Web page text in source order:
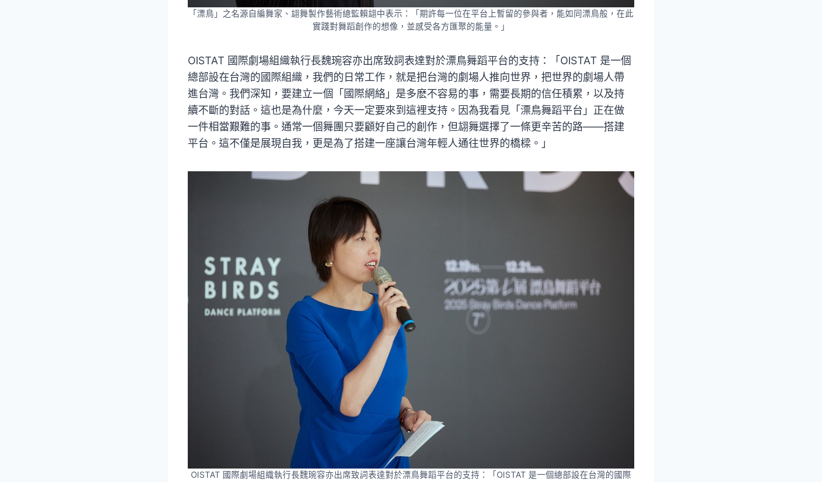
「漂鳥」之名源自編舞家、翃舞製作藝術總監賴翃中表示：「期許每一位在平台上暫留的參與者，能如同漂鳥般，在此
實踐對舞蹈創作的想像，並感受各方匯聚的能量。」
OISTAT 國際劇場組織執行長魏琬容亦出席致詞表達對於漂鳥舞蹈平台的支持：「OISTAT 是一個
總部設在台灣的國際組織，我們的日常工作，就是把台灣的劇場人推向世界，把世界的劇場人帶
進台灣。我們深知，要建立一個「國際網絡」是多麽不容易的事，需要長期的信任積累，以及持
續不斷的對話。這也是為什麼，今天一定要來到這裡支持。因為我看見「漂鳥舞蹈平台」正在做
一件相當艱難的事。通常一個舞團只要顧好自己的創作，但翃舞選擇了一條更辛苦的路——搭建
平台。這不僅是展現自我，更是為了搭建一座讓台灣年輕人通往世界的橋樑。」
OISTAT 國際劇場組織執行長魏琬容亦出席致詞表達對於漂鳥舞蹈平台的支持：「OISTAT 是一個總部設在台灣的國際